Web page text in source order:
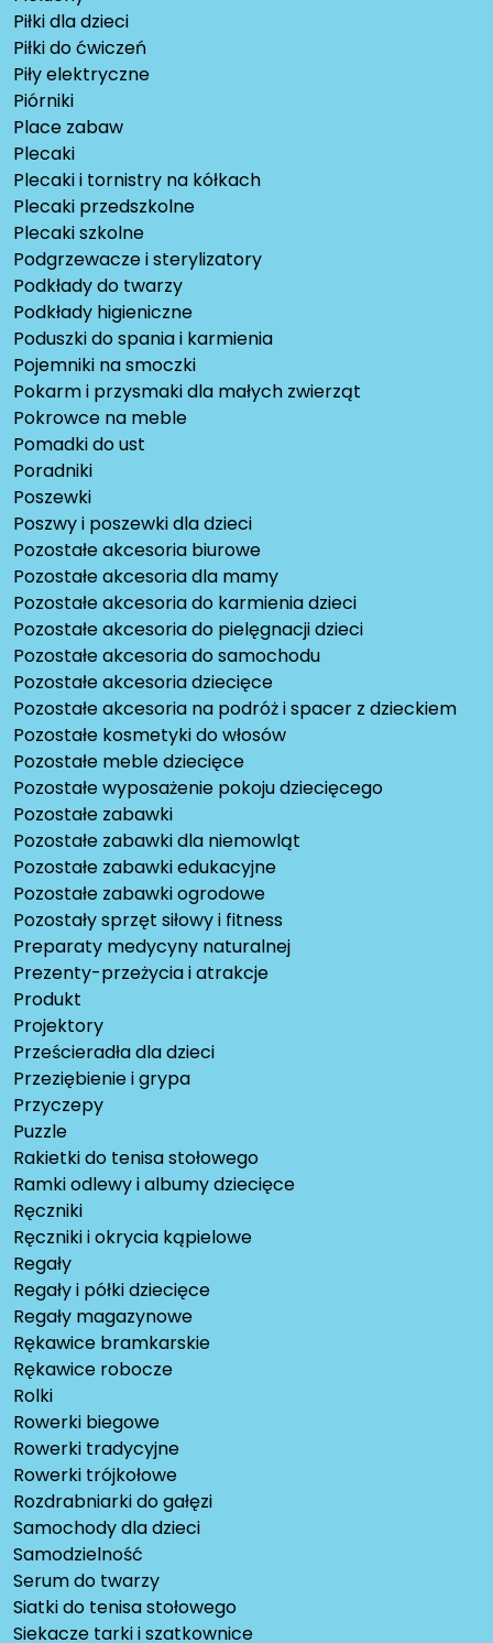
Piłki dla dzieci
Piłki do ćwiczeń
Piły elektryczne
Piórniki
Place zabaw
Plecaki
Plecaki i tornistry na kółkach
Plecaki przedszkolne
Plecaki szkolne
Podgrzewacze i sterylizatory
Podkłady do twarzy
Podkłady higieniczne
Poduszki do spania i karmienia
Pojemniki na smoczki
Pokarm i przysmaki dla małych zwierząt
Pokrowce na meble
Pomadki do ust
Poradniki
Poszewki
Poszwy i poszewki dla dzieci
Pozostałe akcesoria biurowe
Pozostałe akcesoria dla mamy
Pozostałe akcesoria do karmienia dzieci
Pozostałe akcesoria do pielęgnacji dzieci
Pozostałe akcesoria do samochodu
Pozostałe akcesoria dziecięce
Pozostałe akcesoria na podróż i spacer z dzieckiem
Pozostałe kosmetyki do włosów
Pozostałe meble dziecięce
Pozostałe wyposażenie pokoju dziecięcego
Pozostałe zabawki
Pozostałe zabawki dla niemowląt
Pozostałe zabawki edukacyjne
Pozostałe zabawki ogrodowe
Pozostały sprzęt siłowy i fitness
Preparaty medycyny naturalnej
Prezenty-przeżycia i atrakcje
Produkt
Projektory
Prześcieradła dla dzieci
Przeziębienie i grypa
Przyczepy
Puzzle
Rakietki do tenisa stołowego
Ramki odlewy i albumy dziecięce
Ręczniki
Ręczniki i okrycia kąpielowe
Regały
Regały i półki dziecięce
Regały magazynowe
Rękawice bramkarskie
Rękawice robocze
Rolki
Rowerki biegowe
Rowerki tradycyjne
Rowerki trójkołowe
Rozdrabniarki do gałęzi
Samochody dla dzieci
Samodzielność
Serum do twarzy
Siatki do tenisa stołowego
Siekacze tarki i szatkownice